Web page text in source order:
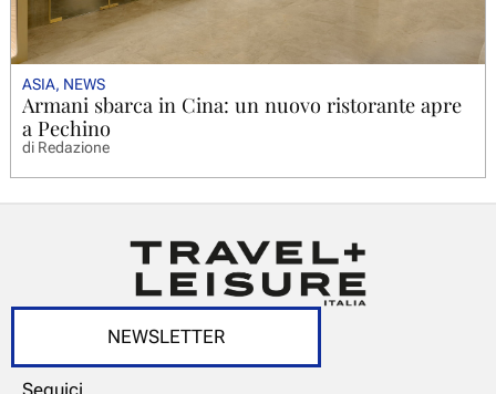
ASIA, NEWS
Armani sbarca in Cina: un nuovo ristorante apre
a Pechino
diRedazione
NEWSLETTER
Seguici